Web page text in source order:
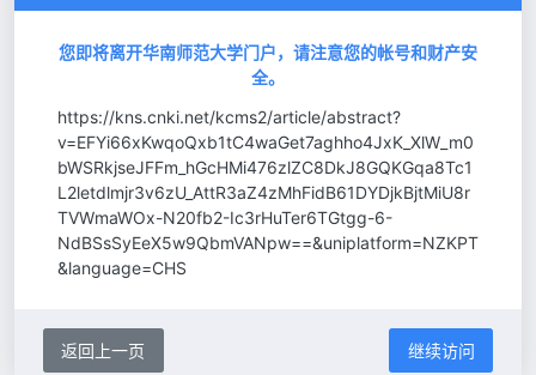
您即将离开华南师范大学门户，请注意您的帐号和财产安
全。
https://kns.cnki.net/kcms2/article/abstract?
v=EFYi66xKwqoQxb1tC4waGet7aghho4JxK_XlW_m0
bWSRkjseJFFm_hGcHMi476zlZC8DkJ8GQKGqa8Tc1
L2letdlmjr3v6zU_AttR3aZ4zMhFidB61DYDjkBjtMiU8r
TVWmaWOx-N20fb2-Ic3rHuTer6TGtgg-6-
NdBSsSyEeX5w9QbmVANpw==&uniplatform=NZKPT
&language=CHS
返回上一页 继续访问